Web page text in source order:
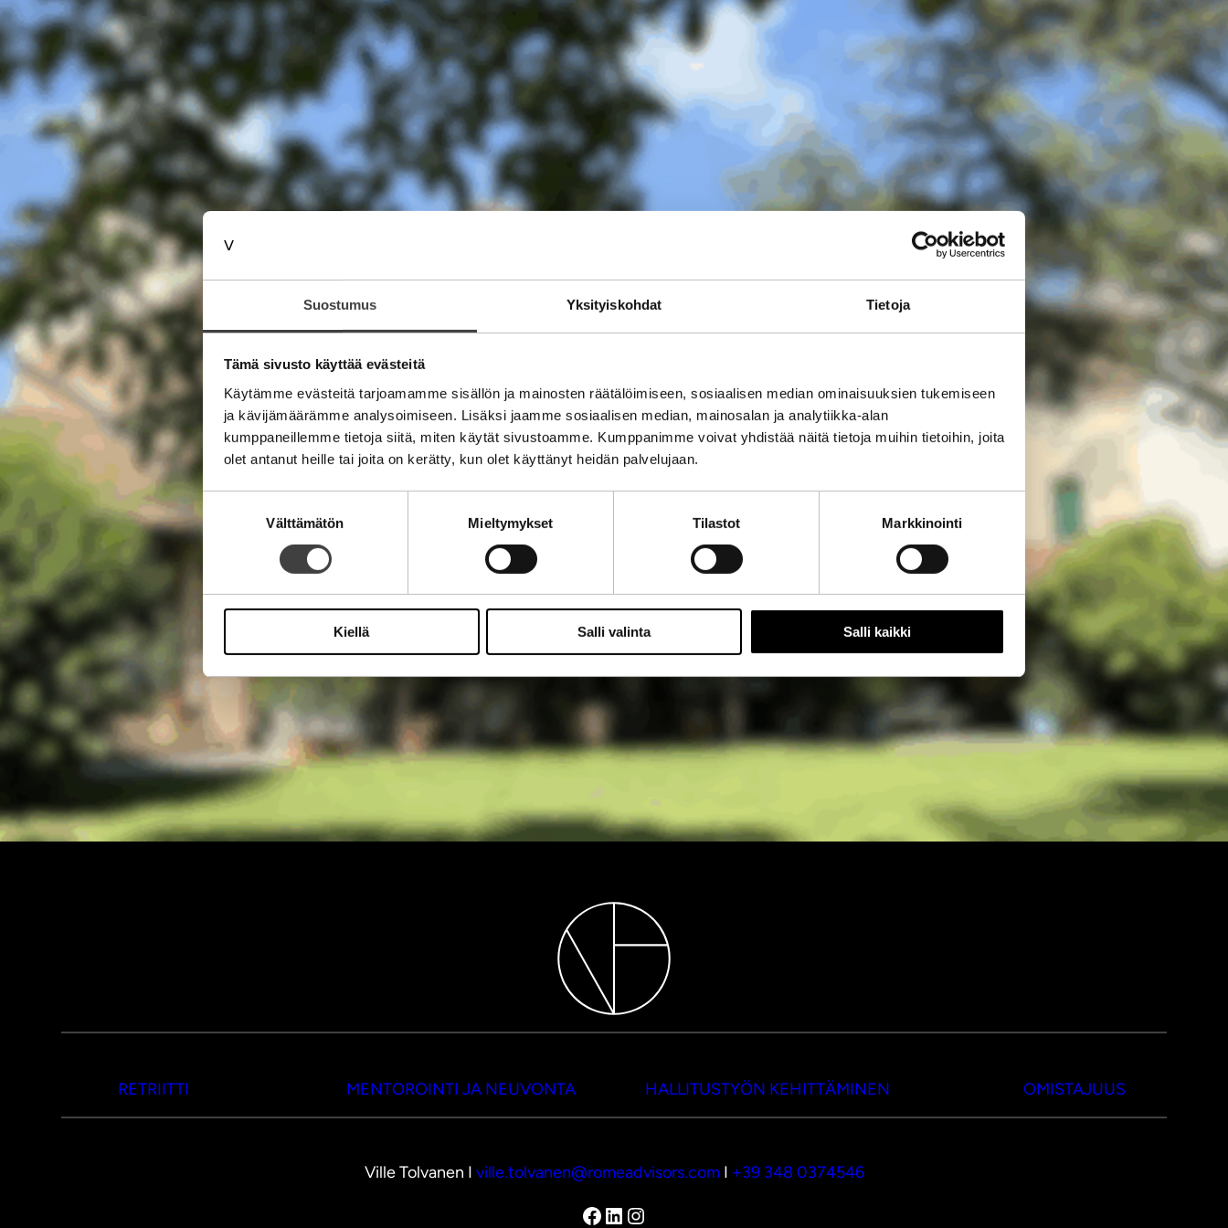
Suostumus Yksityiskohdat Tietoja
Tämä sivusto käyttää evästeitä
Käytämme evästeitä tarjoamamme sisällön ja mainosten räätälöimiseen, sosiaalisen median ominaisuuksien tukemiseen
ja kävijämäärämme analysoimiseen. Lisäksi jaamme sosiaalisen median, mainosalan ja analytiikka-alan
kumppaneillemme tietoja siitä, miten käytät sivustoamme. Kumppanimme voivat yhdistää näitä tietoja muihin tietoihin, joita
olet antanut heille tai joita on kerätty, kun olet käyttänyt heidän palvelujaan.
valinta
Välttämätön Mieltymykset Tilastot Markkinointi
Kiellä Salli valinta Salli kaikki
RETRIITTI MENTOROINTI JA NEUVONTA HALLITUSTYÖN KEHITTÄMINEN OMISTAJUUS
Ville Tolvanen I ville.tolvanen@romeadvisors.comI +39 348 0374546
Facebook
LinkedIn
Instagram